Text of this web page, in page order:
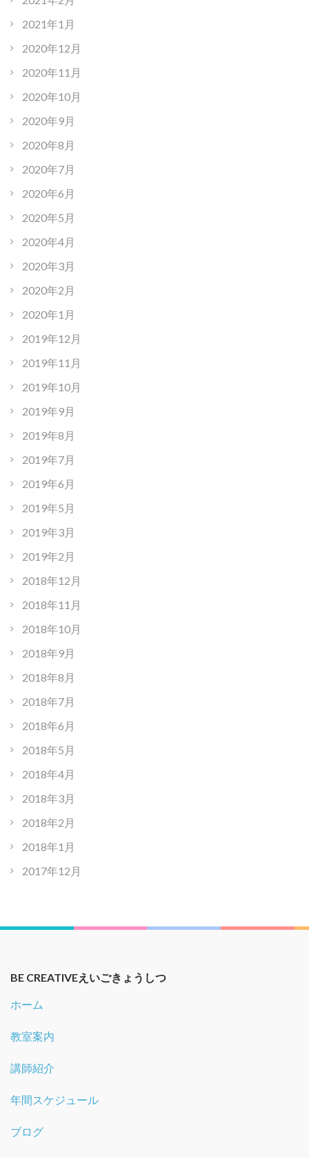
2021年1月
2020年12月
2020年11月
2020年10月
2020年9月
2020年8月
2020年7月
2020年6月
2020年5月
2020年4月
2020年3月
2020年2月
2020年1月
2019年12月
2019年11月
2019年10月
2019年9月
2019年8月
2019年7月
2019年6月
2019年5月
2019年3月
2019年2月
2018年12月
2018年11月
2018年10月
2018年9月
2018年8月
2018年7月
2018年6月
2018年5月
2018年4月
2018年3月
2018年2月
2018年1月
2017年12月
BE CREATIVEえいごきょうしつ
ホーム
教室案内
講師紹介
年間スケジュール
ブログ